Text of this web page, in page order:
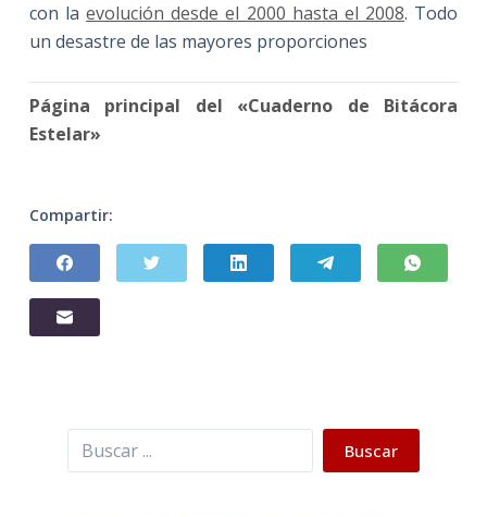
con laevolución desde el 2000 hasta el 2008. Todo
un desastre de las mayores proporciones
Página principal del «Cuaderno de Bitácora
Estelar»
Compartir:
Buscar Buscar